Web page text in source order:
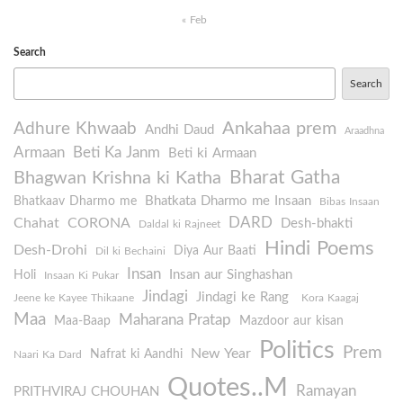
« Feb
Search
Search
Adhure Khwaab Andhi Daud Ankahaa prem Araadhna
Armaan Beti Ka Janm Beti ki Armaan
Bhagwan Krishna ki Katha Bharat Gatha
Bhatkaav Dharmo me Bhatkata Dharmo me Insaan Bibas Insaan
Chahat CORONA Daldal ki Rajneet DARD Desh-bhakti
Desh-Drohi Dil ki Bechaini Diya Aur Baati Hindi Poems
Holi Insaan Ki Pukar Insan Insan aur Singhashan
Jeene ke Kayee Thikaane Jindagi Jindagi ke Rang Kora Kaagaj
Maa Maa-Baap Maharana Pratap Mazdoor aur kisan
Naari Ka Dard Nafrat ki Aandhi New Year Politics Prem
PRITHVIRAJ CHOUHAN Quotes..M Ramayan